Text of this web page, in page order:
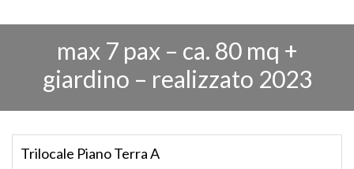
max 7 pax – ca. 80 mq +
giardino – realizzato 2023
Trilocale Piano Terra A